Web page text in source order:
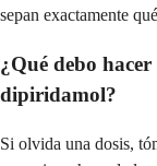
sepan exactamente
¿Qué debo
dipiridamol?
Si olvida una dosis,